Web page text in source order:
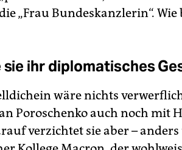
„Frau Bundeskanzlerin“. Wie
ihr diplomatisches
wäre nichts
Poroschenko auch noch mit
verzichtet sie aber –